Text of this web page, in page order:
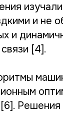
и не
и
[4].
[6].